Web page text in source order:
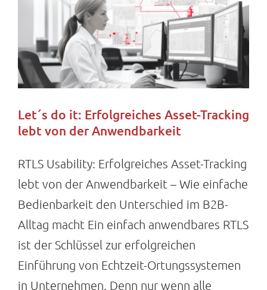
Let´s do it: Erfolgreiches Asset-Tracking
lebt von der Anwendbarkeit
RTLS Usability: Erfolgreiches Asset-Tracking
lebt von der Anwendbarkeit – Wie einfache
Bedienbarkeit den Unterschied im B2B-
Alltag macht Ein einfach anwendbares RTLS
ist der Schlüssel zur erfolgreichen
Einführung von Echtzeit-Ortungssystemen
in Unternehmen. Denn nur wenn alle